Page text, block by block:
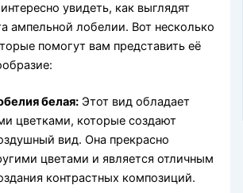
увидеть, как выглядят
ампельной лобелии. Вот несколько
помогут вам представить её
белая: Этот вид обладает
цветками, которые создают
вид. Она прекрасно
цветами и является отличным
контрастных композиций.